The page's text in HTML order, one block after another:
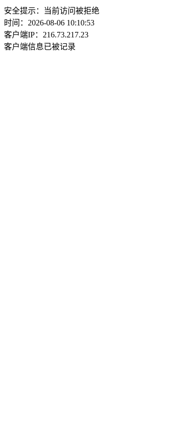
安全提示：当前访问被拒绝
时间：2026-08-06 10:10:53
客户端IP：216.73.217.23
客户端信息已被记录